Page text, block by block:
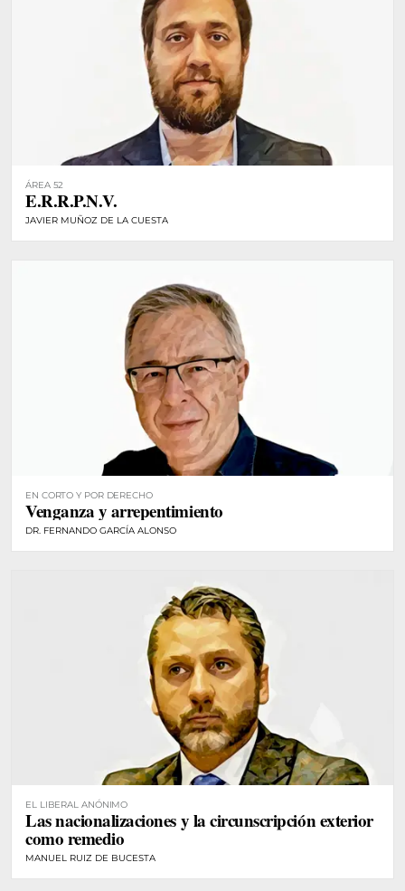
ÁREA 52
E.R.R.P.N.V.
JAVIER MUÑOZ DE LA CUESTA
EN CORTO Y POR DERECHO
Venganza y arrepentimiento
DR. FERNANDO GARCÍA ALONSO
EL LIBERAL ANÓNIMO
Las nacionalizaciones y la circunscripción exterior
como remedio
MANUEL RUIZ DE BUCESTA